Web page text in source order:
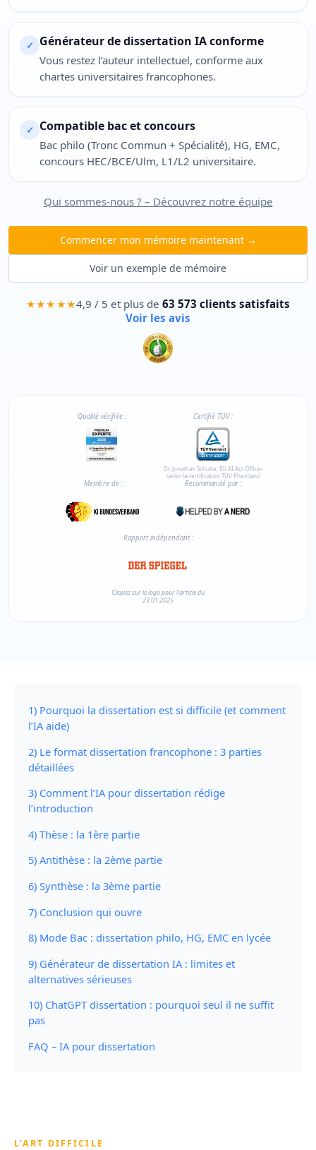
✓ Générateur de dissertation IA conforme
Vous restez l’auteur intellectuel, conforme aux
chartes universitaires francophones.
✓ Compatible bac et concours
Bac philo (Tronc Commun + Spécialité), HG, EMC,
concours HEC/BCE/Ulm, L1/L2 universitaire.
Qui sommes-nous ? – Découvrez notre équipe
Commencer mon mémoire maintenant →
Voir un exemple de mémoire
★★★★★4,9 / 5 et plus de63 573 clients satisfaits
Voir les avis
Qualité vérifiée : Certifié TÜV :
Dr. Jonathan Schulte, EU AI Act Officer
selon la certification TÜV Rheinland
Membre de : Recommandé par :
Rapport indépendant :
Cliquez sur le logo pour l'article du
23.01.2025
1) Pourquoi la dissertation est si difficile (et comment
l’IA aide)
2) Le format dissertation francophone : 3 parties
détaillées
3) Comment l’IA pour dissertation rédige
l’introduction
4) Thèse : la 1ère partie
5) Antithèse : la 2ème partie
6) Synthèse : la 3ème partie
7) Conclusion qui ouvre
8) Mode Bac : dissertation philo, HG, EMC en lycée
9) Générateur de dissertation IA : limites et
alternatives sérieuses
10) ChatGPT dissertation : pourquoi seul il ne suffit
pas
FAQ – IA pour dissertation
L’ART DIFFICILE